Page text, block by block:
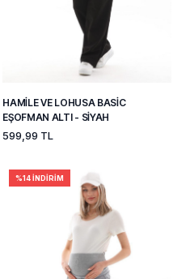
HAMILE VE LOHUSA BASIC
EŞOFMAN ALTI - SIYAH
599,99 TL
%14 İNDIRIM